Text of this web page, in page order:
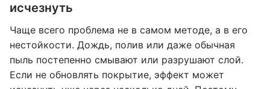
исчезнуть
Чаще всего проблема не в самом методе, а в его
нестойкости. Дождь, полив или даже обычная
пыль постепенно смывают или разрушают слой.
Если не обновлять покрытие, эффект может